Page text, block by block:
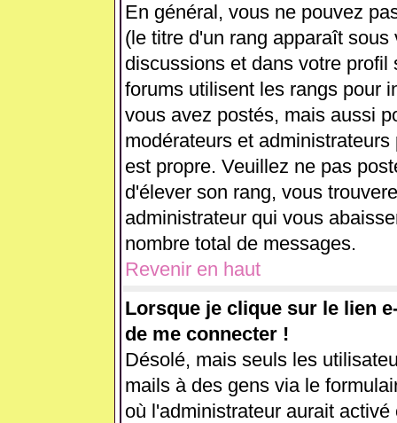
En général, vous ne pouvez
(le titre d'un rang apparaît
discussions et dans votre
forums utilisent les rangs pour
vous avez postés, mais aussi
modérateurs et
est propre. Veuillez ne pas
d'élever son rang, vous
administrateur qui vous
nombre total de messages.
Revenir en haut
Lorsque je clique sur le lien
de me connecter !
Désolé, mais seuls les
mails à des gens via le
où l'administrateur aurait